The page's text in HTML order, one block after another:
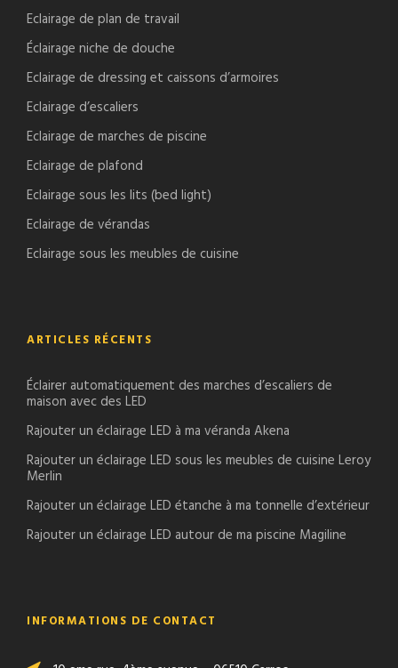
Eclairage de plan de travail
Éclairage niche de douche
Eclairage de dressing et caissons d’armoires
Eclairage d’escaliers
Eclairage de marches de piscine
Eclairage de plafond
Eclairage sous les lits (bed light)
Eclairage de vérandas
Eclairage sous les meubles de cuisine
ARTICLES RÉCENTS
Éclairer automatiquement des marches d’escaliers de
maison avec des LED
Rajouter un éclairage LED à ma véranda Akena
Rajouter un éclairage LED sous les meubles de cuisine Leroy
Merlin
Rajouter un éclairage LED étanche à ma tonnelle d’extérieur
Rajouter un éclairage LED autour de ma piscine Magiline
INFORMATIONS DE CONTACT